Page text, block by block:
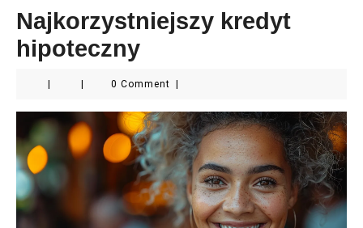
Najkorzystniejszy kredyt
hipoteczny
0 Comment